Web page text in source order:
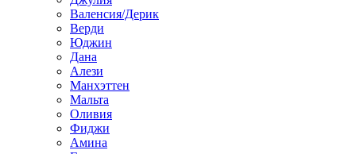
Валенсия/Дерик
Верди
Юджин
Дана
Алези
Манхэттен
Мальта
Оливия
Фиджи
Амина